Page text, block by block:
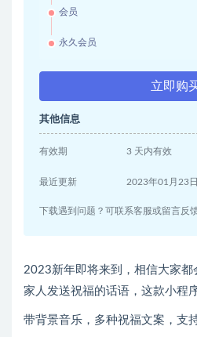
会员
永久会员
立即购
其他信息
有效期 3 天内有效
最近更新 2023年01月23日
下载遇到问题？可联系客服或留言反
2023新年即将来到，相信大家都
家人发送祝福的话语，这款小程
带背景音乐，多种祝福文案，支